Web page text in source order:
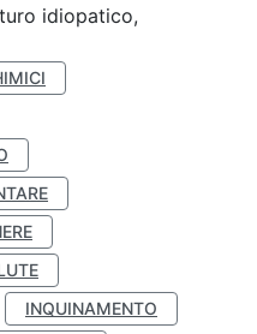
idiopatico,
INQUINAMENTO